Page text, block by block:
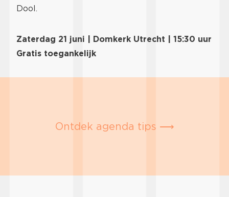
Dool.
Zaterdag 21 juni | Domkerk Utrecht | 15:30 uur
Gratis toegankelijk
Ontdek agenda tips ⟶